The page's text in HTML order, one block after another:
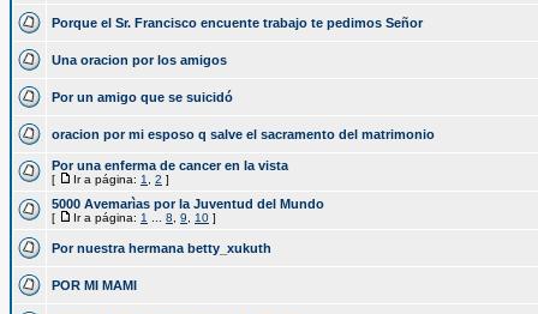
Porque el Sr. Francisco encuente trabajo te pedimos Señor
Una oracion por los amigos
Por un amigo que se suicidó
oracion por mi esposo q salve el sacramento del matrimonio
Por una enferma de cancer en la vista
[ Ir a página: 1 2 ]
5000 Avemarìas por la Juventud del Mundo
[ Ir a página: 1 8 9 10 ]
Por nuestra hermana betty_xukuth
POR MI MAMI